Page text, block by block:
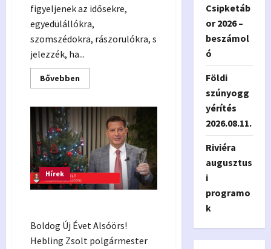
figyeljenek az idősekre,
egyedülállókra,
szomszédokra, rászorulókra, s
jelezzék, ha...
Bővebben
more
rendkívüli
hideg
várható
Hírek
Boldog Új Évet Alsóörs!
Hebling Zsolt polgármester
Csipketáb
or 2026 –
beszámol
ó
Földi
szúnyogg
yérítés
2026.08.11.
Riviéra
augusztus
i
programo
k